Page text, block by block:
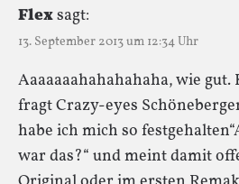
Flexsagt:
13. September 2013 um 12:34 Uhr
Aaaaaaahahahahaha, wie
fragt Crazy-eyes
habe ich mich so
war das?“ und meint damit